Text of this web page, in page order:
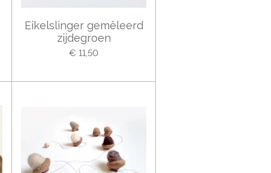
Eikelslinger gemêleerd
zijdegroen
€ 11,50